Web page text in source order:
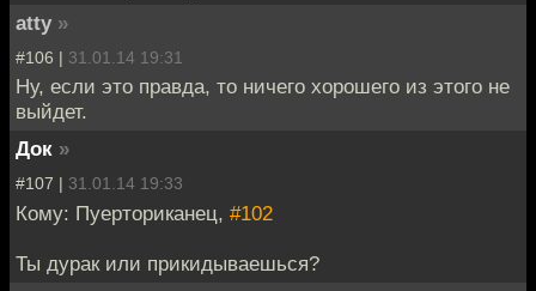
atty »
#106 | 31.01.14 19:31
Ну, если это правда, то ничего хорошего из этого не
выйдет.
Док »
#107 | 31.01.14 19:33
Кому: Пуерториканец, #102
Ты дурак или прикидываешься?